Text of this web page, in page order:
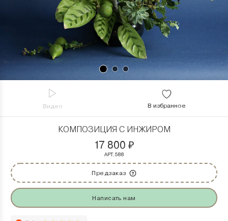
Видео В избранное
КОМПОЗИЦИЯ С ИНЖИРОМ
17 800 ₽
АРТ. 588
Предзаказ
Написать нам